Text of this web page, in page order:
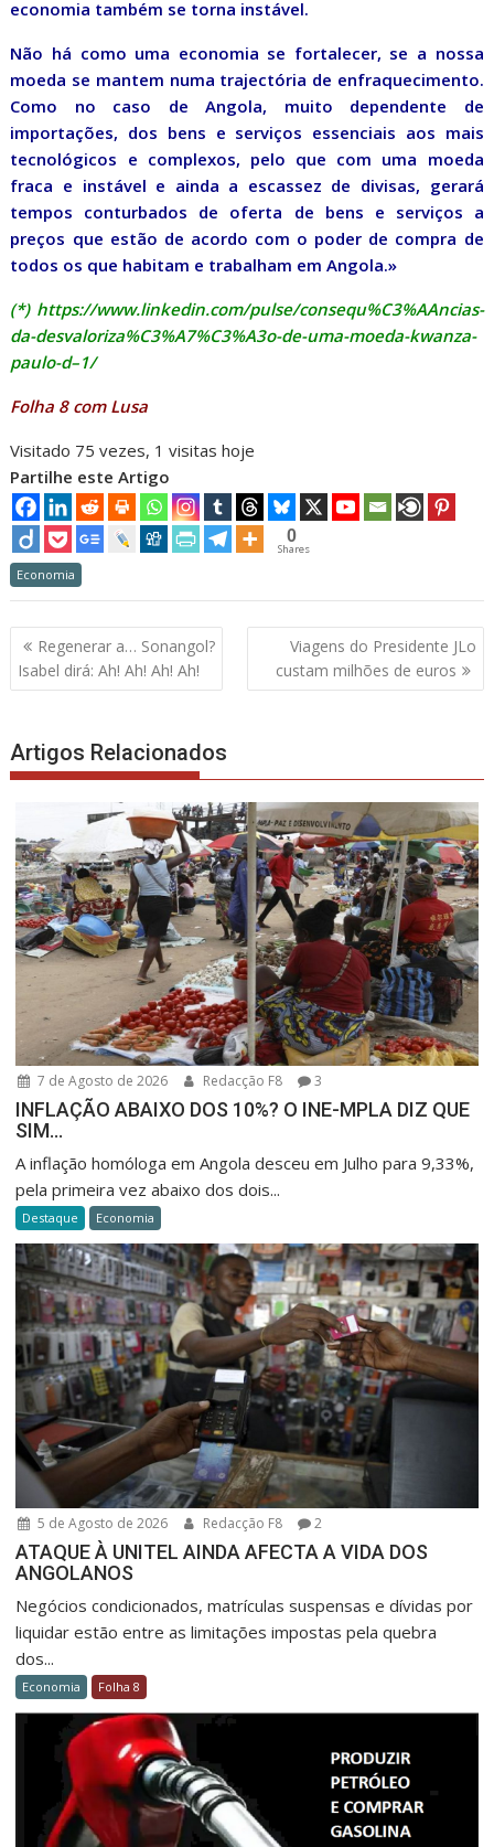
economia também se torna instável.
Não há como uma economia se fortalecer, se a nossa
moeda se mantem numa trajectória de enfraquecimento.
Como no caso de Angola, muito dependente de
importações, dos bens e serviços essenciais aos mais
tecnológicos e complexos, pelo que com uma moeda
fraca e instável e ainda a escassez de divisas, gerará
tempos conturbados de oferta de bens e serviços a
preços que estão de acordo com o poder de compra de
todos os que habitam e trabalham em Angola.»
(*) https://www.linkedin.com/pulse/consequ%C3%AAncias-
da-desvaloriza%C3%A7%C3%A3o-de-uma-moeda-kwanza-
paulo-d–1/
Folha 8 com Lusa
Visitado 75 vezes, 1 visitas hoje
Partilhe este Artigo
0
Shares
Economia
Navegação
de
artigos
Regenerar a… Sonangol?
Isabel dirá: Ah! Ah! Ah! Ah!
Viagens do Presidente JLo
custam milhões de euros
Artigos Relacionados
7 de Agosto de 2026 Redacção F8 3
INFLAÇÃO ABAIXO DOS 10%? O INE-MPLA DIZ QUE
SIM…
A inflação homóloga em Angola desceu em Julho para 9,33%,
pela primeira vez abaixo dos dois...
Destaque Economia
5 de Agosto de 2026 Redacção F8 2
ATAQUE À UNITEL AINDA AFECTA A VIDA DOS
ANGOLANOS
Negócios condicionados, matrículas suspensas e dívidas por
liquidar estão entre as limitações impostas pela quebra
dos...
Economia Folha 8